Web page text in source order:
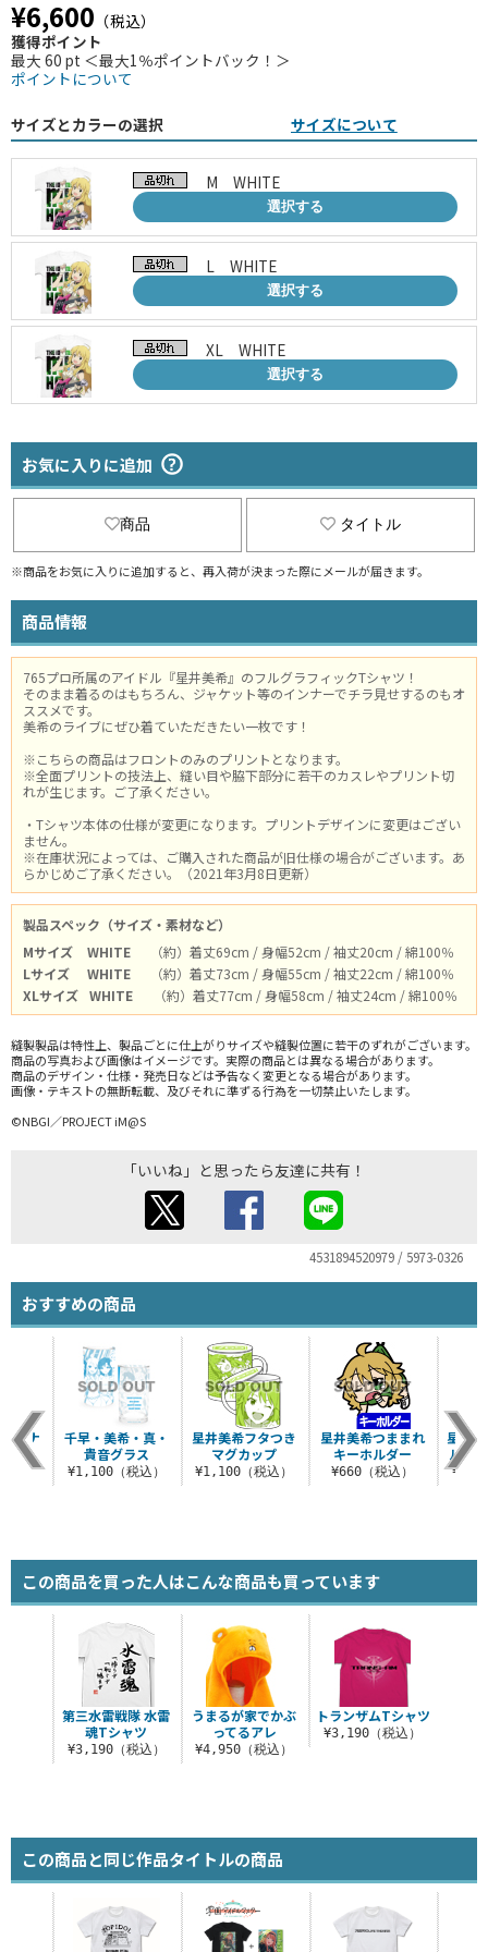
¥6,600 （税込）
獲得ポイント
最大 60 pt ＜最大1％ポイントバック！＞
ポイントについて
サイズとカラーの選択 サイズについて
M WHITE
選択する
L WHITE
選択する
XL WHITE
選択する
お気に入りに追加
商品 タイトル
※商品をお気に入りに追加すると、再入荷が決まった際にメールが届きます。
商品情報
765プロ所属のアイドル『星井美希』のフルグラフィックTシャツ！
そのまま着るのはもちろん、ジャケット等のインナーでチラ見せするのもオ
ススメです。
美希のライブにぜひ着ていただきたい一枚です！
※こちらの商品はフロントのみのプリントとなります。
※全面プリントの技法上、縫い目や脇下部分に若干のカスレやプリント切
れが生じます。ご了承ください。
・Tシャツ本体の仕様が変更になります。プリントデザインに変更はござい
ません。
※在庫状況によっては、ご購入された商品が旧仕様の場合がございます。あ
らかじめご了承ください。（2021年3月8日更新）
製品スペック（サイズ・素材など）
Mサイズ
WHITE
（約）着丈69cm / 身幅52cm / 袖丈20cm / 綿100％
Lサイズ
WHITE
（約）着丈73cm / 身幅55cm / 袖丈22cm / 綿100％
XLサイズ WHITE （約）着丈77cm / 身幅58cm / 袖丈24cm / 綿100％
縫製製品は特性上、製品ごとに仕上がりサイズや縫製位置に若干のずれがございます。
商品の写真および画像はイメージです。実際の商品とは異なる場合があります。
商品のデザイン・仕様・発売日などは予告なく変更となる場合があります。
画像・テキストの無断転載、及びそれに準ずる行為を一切禁止いたします。
©NBGI／PROJECT iM@S
「いいね」と思ったら友達に共有！
4531894520979 / 5973-0326
おすすめの商品
星井美希フタつき
マグカップ
¥1,100（税込）
星井美希つままれ
キーホルダー
¥660（税込）
星井
ルカ
ビナ
込）
千早・美希・真・
貴音グラス
¥1,100（税込）
この商品を買った人はこんな商品も買っています
うまるが家でかぶ
ってるアレ
¥4,950（税込）
トランザムTシャツ
¥3,190（税込）
第三水雷戦隊 水雷
魂Tシャツ
¥3,190（税込）
この商品と同じ作品タイトルの商品